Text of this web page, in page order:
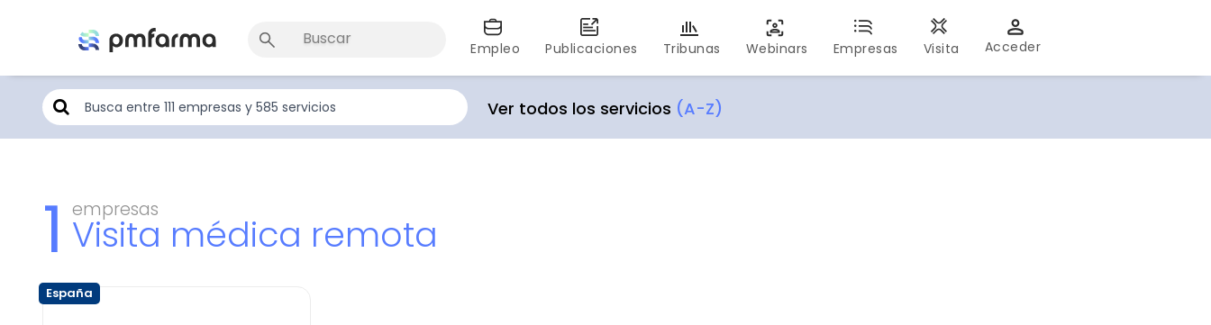
Empleo Publicaciones Tribunas Webinars Empresas Visita Acceder
Ver todos los servicios (A-Z)
1 empresas
Visita médica remota
España